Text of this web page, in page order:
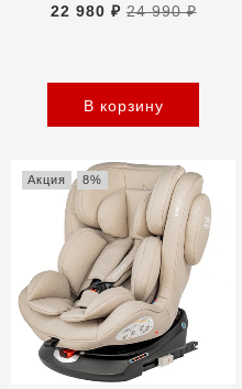
22 980 ₽ 24 990 ₽
В корзину
Акция 8%